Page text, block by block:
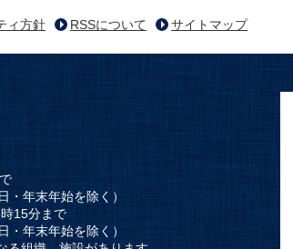
ィ方針 RSSについて サイトマップ
・年末年始を除く）
15分まで
・年末年始を除く）